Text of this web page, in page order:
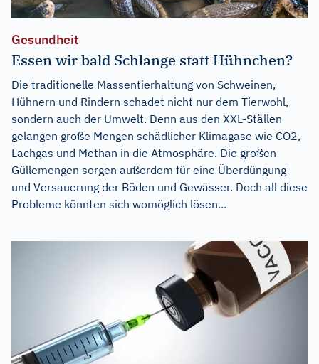
Gesundheit
Essen wir bald Schlange statt Hühnchen?
Die traditionelle Massentierhaltung von Schweinen,
Hühnern und Rindern schadet nicht nur dem Tierwohl,
sondern auch der Umwelt. Denn aus den XXL-Ställen
gelangen große Mengen schädlicher Klimagase wie CO2,
Lachgas und Methan in die Atmosphäre. Die großen
Güllemengen sorgen außerdem für eine Überdüngung
und Versauerung der Böden und Gewässer. Doch all diese
Probleme könnten sich womöglich lösen...